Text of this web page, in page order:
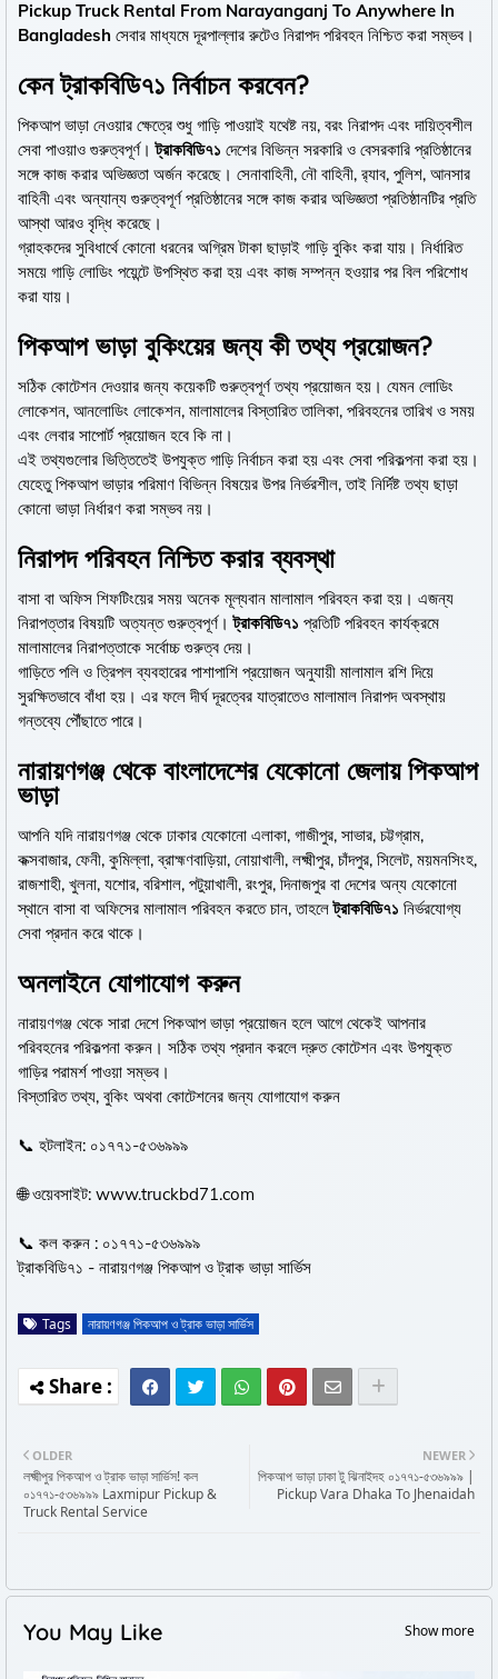
Pickup Truck Rental From Narayanganj To Anywhere In
Bangladesh সেবার মাধ্যমে দূরপাল্লার রুটেও নিরাপদ পরিবহন নিশ্চিত করা সম্ভব।
কেন ট্রাকবিডি৭১ নির্বাচন করবেন?
পিকআপ ভাড়া নেওয়ার ক্ষেত্রে শুধু গাড়ি পাওয়াই যথেষ্ট নয়, বরং নিরাপদ এবং দায়িত্বশীল
সেবা পাওয়াও গুরুত্বপূর্ণ।ট্রাকবিডি৭১ দেশের বিভিন্ন সরকারি ও বেসরকারি প্রতিষ্ঠানের
সঙ্গে কাজ করার অভিজ্ঞতা অর্জন করেছে। সেনাবাহিনী, নৌ বাহিনী, র‍্যাব, পুলিশ, আনসার
বাহিনী এবং অন্যান্য গুরুত্বপূর্ণ প্রতিষ্ঠানের সঙ্গে কাজ করার অভিজ্ঞতা প্রতিষ্ঠানটির প্রতি
আস্থা আরও বৃদ্ধি করেছে।
গ্রাহকদের সুবিধার্থে কোনো ধরনের অগ্রিম টাকা ছাড়াই গাড়ি বুকিং করা যায়। নির্ধারিত
সময়ে গাড়ি লোডিং পয়েন্টে উপস্থিত করা হয় এবং কাজ সম্পন্ন হওয়ার পর বিল পরিশোধ
করা যায়।
পিকআপ ভাড়া বুকিংয়ের জন্য কী তথ্য প্রয়োজন?
সঠিক কোটেশন দেওয়ার জন্য কয়েকটি গুরুত্বপূর্ণ তথ্য প্রয়োজন হয়। যেমন লোডিং
লোকেশন, আনলোডিং লোকেশন, মালামালের বিস্তারিত তালিকা, পরিবহনের তারিখ ও সময়
এবং লেবার সাপোর্ট প্রয়োজন হবে কি না।
এই তথ্যগুলোর ভিত্তিতেই উপযুক্ত গাড়ি নির্বাচন করা হয় এবং সেবা পরিকল্পনা করা হয়।
যেহেতু পিকআপ ভাড়ার পরিমাণ বিভিন্ন বিষয়ের উপর নির্ভরশীল, তাই নির্দিষ্ট তথ্য ছাড়া
কোনো ভাড়া নির্ধারণ করা সম্ভব নয়।
নিরাপদ পরিবহন নিশ্চিত করার ব্যবস্থা
বাসা বা অফিস শিফটিংয়ের সময় অনেক মূল্যবান মালামাল পরিবহন করা হয়। এজন্য
নিরাপত্তার বিষয়টি অত্যন্ত গুরুত্বপূর্ণ।ট্রাকবিডি৭১ প্রতিটি পরিবহন কার্যক্রমে
মালামালের নিরাপত্তাকে সর্বোচ্চ গুরুত্ব দেয়।
গাড়িতে পলি ও ত্রিপল ব্যবহারের পাশাপাশি প্রয়োজন অনুযায়ী মালামাল রশি দিয়ে
সুরক্ষিতভাবে বাঁধা হয়। এর ফলে দীর্ঘ দূরত্বের যাত্রাতেও মালামাল নিরাপদ অবস্থায়
গন্তব্যে পৌঁছাতে পারে।
নারায়ণগঞ্জ থেকে বাংলাদেশের যেকোনো জেলায় পিকআপ
ভাড়া
আপনি যদি নারায়ণগঞ্জ থেকে ঢাকার যেকোনো এলাকা, গাজীপুর, সাভার, চট্টগ্রাম,
কক্সবাজার, ফেনী, কুমিল্লা, ব্রাহ্মণবাড়িয়া, নোয়াখালী, লক্ষ্মীপুর, চাঁদপুর, সিলেট, ময়মনসিংহ,
রাজশাহী, খুলনা, যশোর, বরিশাল, পটুয়াখালী, রংপুর, দিনাজপুর বা দেশের অন্য যেকোনো
স্থানে বাসা বা অফিসের মালামাল পরিবহন করতে চান, তাহলেট্রাকবিডি৭১ নির্ভরযোগ্য
সেবা প্রদান করে থাকে।
অনলাইনে যোগাযোগ করুন
নারায়ণগঞ্জ থেকে সারা দেশে পিকআপ ভাড়া প্রয়োজন হলে আগে থেকেই আপনার
পরিবহনের পরিকল্পনা করুন। সঠিক তথ্য প্রদান করলে দ্রুত কোটেশন এবং উপযুক্ত
গাড়ির পরামর্শ পাওয়া সম্ভব।
বিস্তারিত তথ্য, বুকিং অথবা কোটেশনের জন্য যোগাযোগ করুন
📞 হটলাইন: ০১৭৭১-৫৩৬৯৯৯
🌐 ওয়েবসাইট: www.truckbd71.com
📞 কল করুন : ০১৭৭১-৫৩৬৯৯৯
ট্রাকবিডি৭১ - নারায়ণগঞ্জ পিকআপ ও ট্রাক ভাড়া সার্ভিস
Tags নারায়ণগঞ্জ পিকআপ ও ট্রাক ভাড়া সার্ভিস
NEWER
পিকআপ ভাড়া ঢাকা টু ঝিনাইদহ ০১৭৭১-৫৩৬৯৯৯ |
Pickup Vara Dhaka To Jhenaidah
OLDER
লক্ষ্মীপুর পিকআপ ও ট্রাক ভাড়া সার্ভিস! কল
০১৭৭১-৫৩৬৯৯৯ Laxmipur Pickup &
Truck Rental Service
You May Like Show more